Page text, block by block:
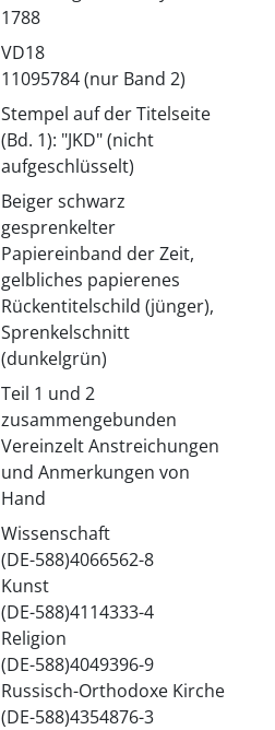
1788
VD18
11095784 (nur Band 2)
Stempel auf der Titelseite
(Bd. 1): "JKD" (nicht
aufgeschlüsselt)
Beiger schwarz
gesprenkelter
Papiereinband der Zeit,
gelbliches papierenes
Rückentitelschild (jünger),
Sprenkelschnitt
(dunkelgrün)
Teil 1 und 2
zusammengebunden
Vereinzelt Anstreichungen
und Anmerkungen von
Hand
Wissenschaft
(DE-588)4066562-8
Kunst
(DE-588)4114333-4
Religion
(DE-588)4049396-9
Russisch-Orthodoxe Kirche
(DE-588)4354876-3